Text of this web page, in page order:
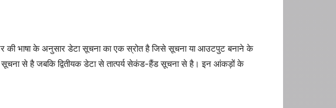
की भाषा के अनुसार डेटा सूचना का एक स्रोत है जिसे सूचना या आउटपुट बनाने के
सूचना से है जबकि द्वितीयक डेटा से तात्पर्य सेकंड-हैंड सूचना से है। इन आंकड़ों के